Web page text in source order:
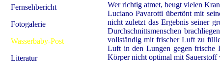
Fernsehbericht
Fotogalerie
Wasserbaby-Post
Literatur
Wer richtig atmet, beugt vielen
Luciano Pavarotti übertönt mit
nicht zuletzt das Ergebnis seiner
Durchschnittsmenschen
vollständig mit frischer Luft zu
Luft in den Lungen gegen frische
Körper nicht optimal mit Sauerstoff